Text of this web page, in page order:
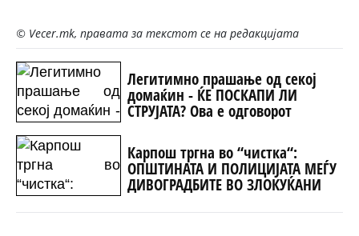
© Vecer.mk, правата за текстот се на редакцијата
Легитимно прашање од секој
домаќин - ЌЕ ПОСКАПИ ЛИ
СТРУЈАТА? Ова е одговорот
Карпош тргна во “чистка“:
ОПШТИНАТА И ПОЛИЦИЈАТА МЕЃУ
ДИВОГРАДБИТЕ ВО ЗЛОКУЌАНИ